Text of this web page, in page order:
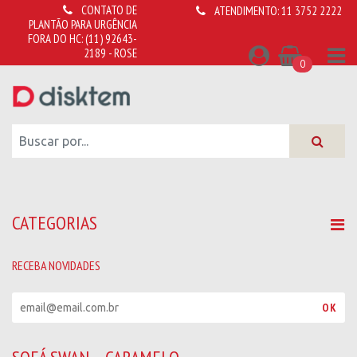
CONTATO DE
PLANTÃO PARA URGÊNCIA
FORA DO HC:(11) 92643-
2189 - ROSE
ATENDIMENTO:11 3752 2222
0
CATEGORIAS
RECEBA NOVIDADES
OK